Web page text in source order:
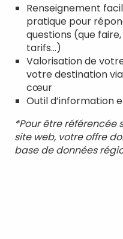
Renseignement
pratique pour
questions (que
tarifs…)
Valorisation de
votre destination
cœur
Outil d’information
*Pour être référencée
site web, votre offre
base de données